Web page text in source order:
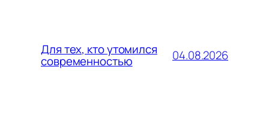
Для тех, кто утомился
современностью 04.08.2026